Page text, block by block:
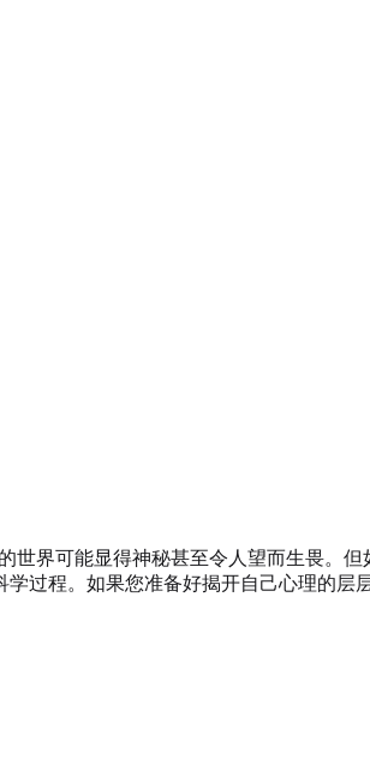
界可能显得神秘甚至令人望而生畏。
过程。如果您准备好揭开自己心理的层